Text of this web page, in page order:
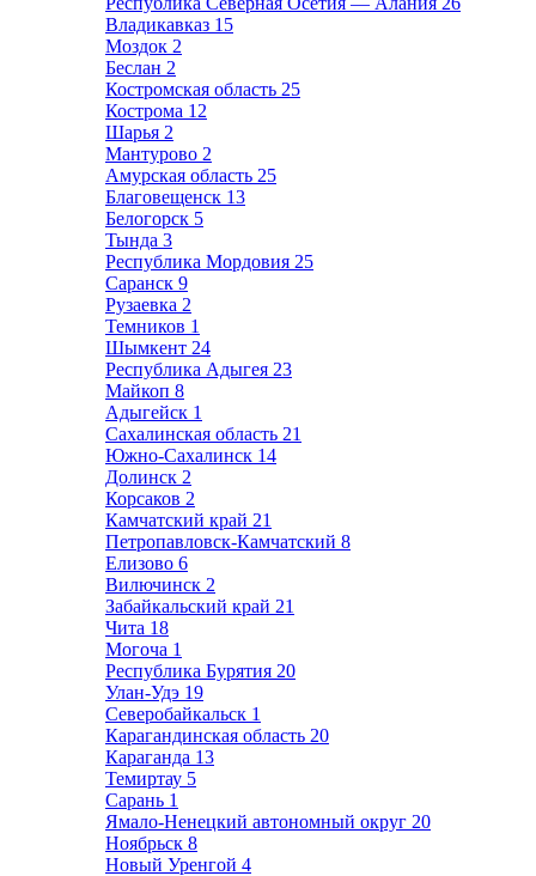
Владикавказ 15
Моздок 2
Беслан 2
Костромская область 25
Кострома 12
Шарья 2
Мантурово 2
Амурская область 25
Благовещенск 13
Белогорск 5
Тында 3
Республика Мордовия 25
Саранск 9
Рузаевка 2
Темников 1
Шымкент 24
Республика Адыгея 23
Майкоп 8
Адыгейск 1
Сахалинская область 21
Южно-Сахалинск 14
Долинск 2
Корсаков 2
Камчатский край 21
Петропавловск-Камчатский 8
Елизово 6
Вилючинск 2
Забайкальский край 21
Чита 18
Могоча 1
Республика Бурятия 20
Улан-Удэ 19
Северобайкальск 1
Карагандинская область 20
Караганда 13
Темиртау 5
Сарань 1
Ямало-Ненецкий автономный округ 20
Ноябрьск 8
Новый Уренгой 4